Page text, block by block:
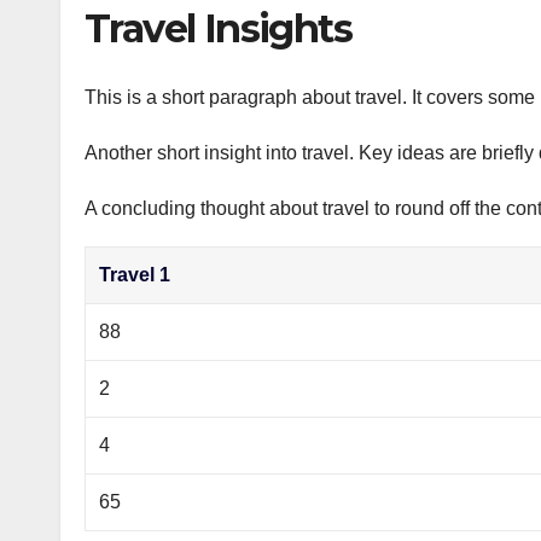
Travel Insights
This is a short paragraph about travel. It covers
Another short insight into travel. Key ideas are briefly
A concluding thought about travel to round off the
Travel 1
88
2
4
65